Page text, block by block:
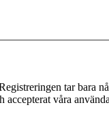
tar bara
accepterat våra